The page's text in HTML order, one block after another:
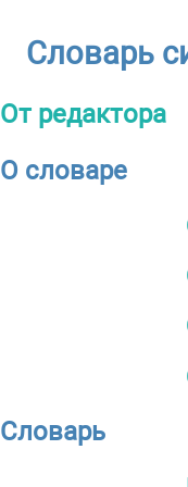
Словарь
От редактора
О словаре
Словарь